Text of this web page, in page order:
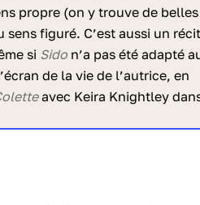
propre (on y trouve de belles
sens figuré. C’est aussi un récit
si Sido n’a pas été adapté
de la vie de l’autrice, en
avec Keira Knightley